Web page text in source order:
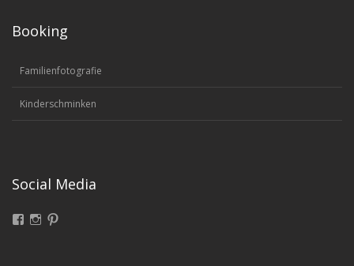
Booking
Familienfotografie
Kinderschminken
Social Media
FacebookInstagram